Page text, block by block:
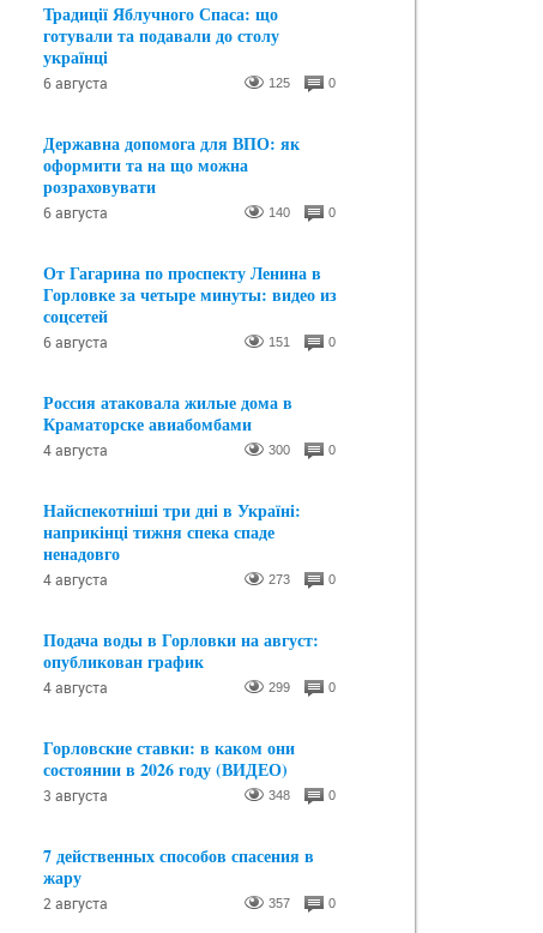
Традиції Яблучного Спаса: що
готували та подавали до столу
українці
6 августа 125 0
Державна допомога для ВПО: як
оформити та на що можна
розраховувати
6 августа 140 0
От Гагарина по проспекту Ленина в
Горловке за четыре минуты: видео из
соцсетей
6 августа 151 0
Россия атаковала жилые дома в
Краматорске авиабомбами
4 августа 300 0
Найспекотніші три дні в Україні:
наприкінці тижня спека спаде
ненадовго
4 августа 273 0
Подача воды в Горловки на август:
опубликован график
4 августа 299 0
Горловские ставки: в каком они
состоянии в 2026 году (ВИДЕО)
3 августа 348 0
7 действенных способов спасения в
жару
2 августа 357 0